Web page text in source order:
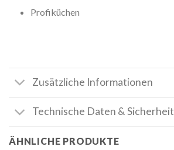
Profiküchen
Zusätzliche Informationen
Technische Daten & Sicherheit
ÄHNLICHE PRODUKTE